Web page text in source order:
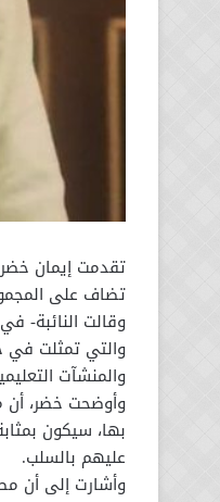
تضاف على
وقالت النائبة-
والتي تمثلت في
والمنشآت
بها، سيكون
عليهم بالسلب.
وأشارت إلى أن